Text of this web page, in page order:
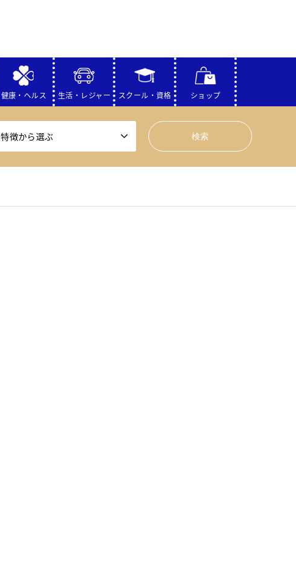
健康・ヘルス 生活・レジャー スクール・資格 ショップ
特徴から選ぶ